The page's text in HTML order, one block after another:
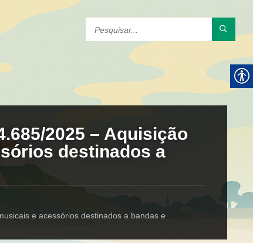
2025 – Aquisição
destinados a
e acessórios destinados a bandas e